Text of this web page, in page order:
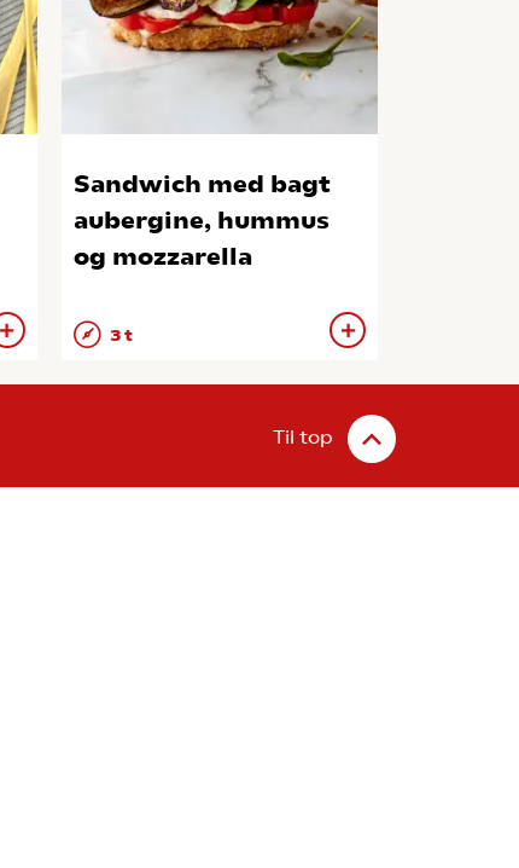
Sandwich med bagt
aubergine, hummus
og mozzarella
3 t
Til top